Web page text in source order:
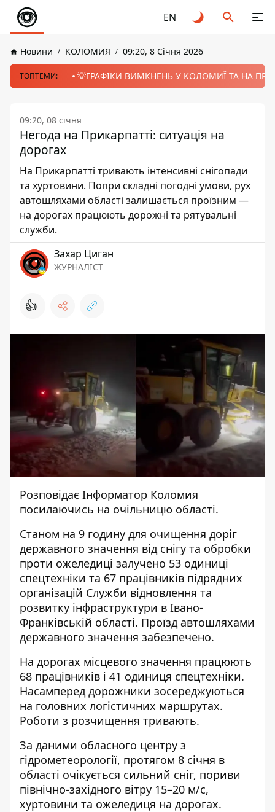
EN
Новини КОЛОМИЯ 09:20, 8 Січня 2026
ТОПТЕМИ: 💡ГРАФІКИ ВИМКНЕНЬ У КОЛОМИЇ ТА НА
09:20, 08 січня
Негода на Прикарпатті: ситуація на
дорогах
На Прикарпатті тривають інтенсивні снігопади
та хуртовини. Попри складні погодні умови, рух
автошляхами області залишається проїзним —
на дорогах працюють дорожні та рятувальні
служби.
Захар Циган
ЖУРНАЛІСТ
👍
Розповідає Інформатор Коломия
посилаючись на очільницю області.
Станом на 9 годину для очищення доріг
державного значення від снігу та обробки
проти ожеледиці залучено 53 одиниці
спецтехніки та 67 працівників підрядних
організацій Служби відновлення та
розвитку інфраструктури в Івано-
Франківській області. Проїзд автошляхами
державного значення забезпечено.
На дорогах місцевого значення працюють
68 працівників і 41 одиниця спецтехніки.
Насамперед дорожники зосереджуються
на головних логістичних маршрутах.
Роботи з розчищення тривають.
За даними обласного центру з
гідрометеорології, протягом 8 січня в
області очікується сильний сніг, пориви
північно-західного вітру 15–20 м/с,
хуртовини та ожеледиця на дорогах.